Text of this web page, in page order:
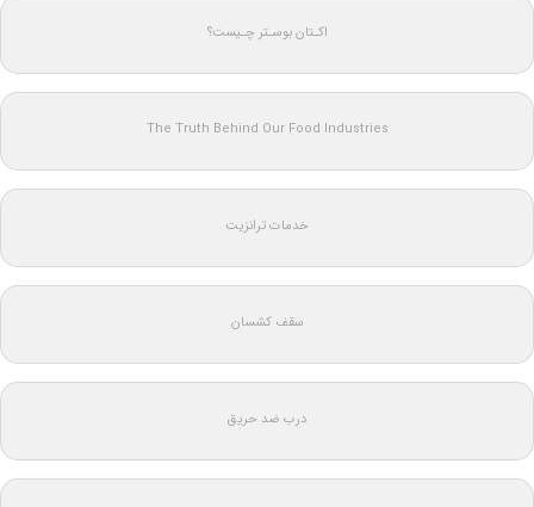
اکـتان بوسـتر چـیست؟
The Truth Behind Our Food Industries
خدمات ترانزیت
سقف کشسان
درب ضد حریق